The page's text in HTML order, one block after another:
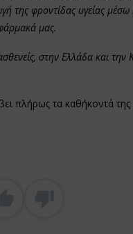
της φροντίδας υγείας
μας.
στην Ελλάδα και την
πλήρως τα καθήκοντά της